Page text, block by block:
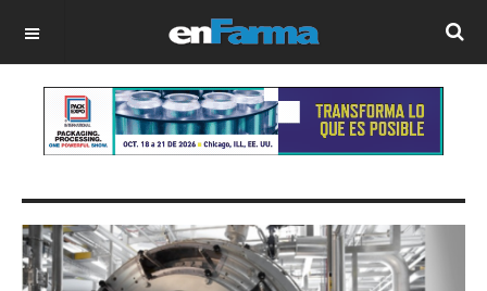
OFF CANVAS